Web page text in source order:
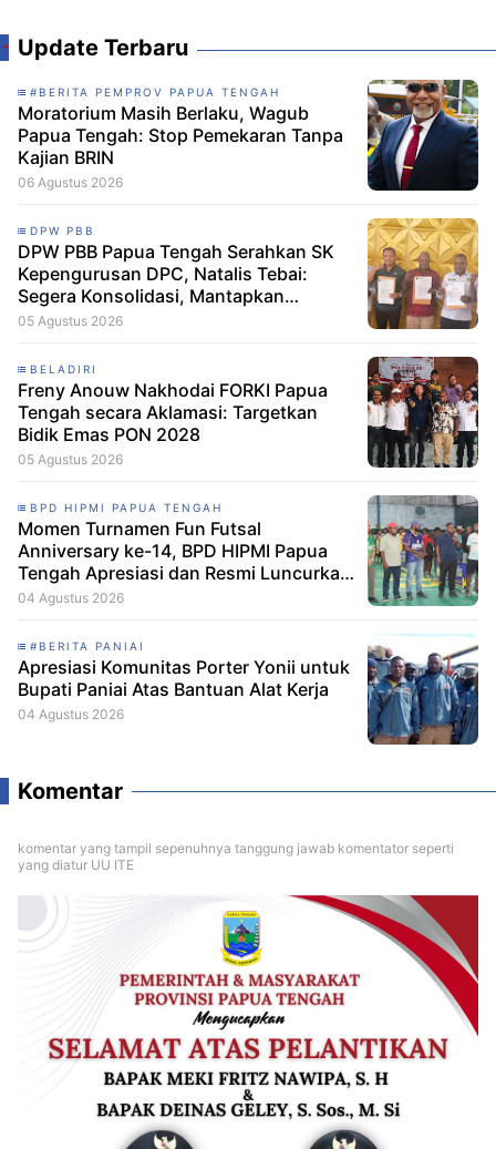
Update Terbaru
#BERITA PEMPROV PAPUA TENGAH
Moratorium Masih Berlaku, Wagub
Papua Tengah: Stop Pemekaran Tanpa
Kajian BRIN
06 Agustus 2026
DPW PBB
DPW PBB Papua Tengah Serahkan SK
Kepengurusan DPC, Natalis Tebai:
Segera Konsolidasi, Mantapkan
Langkah Verifikasi, untuk 'Maju' 2029
05 Agustus 2026
BELADIRI
Freny Anouw Nakhodai FORKI Papua
Tengah secara Aklamasi: Targetkan
Bidik Emas PON 2028
05 Agustus 2026
BPD HIPMI PAPUA TENGAH
Momen Turnamen Fun Futsal
Anniversary ke-14, BPD HIPMI Papua
Tengah Apresiasi dan Resmi Luncurkan
Skuad Baru Makamagu Papua FC
04 Agustus 2026
#BERITA PANIAI
Apresiasi Komunitas Porter Yonii untuk
Bupati Paniai Atas Bantuan Alat Kerja
04 Agustus 2026
Komentar
komentar yang tampil sepenuhnya tanggung jawab komentator seperti
yang diatur UU ITE